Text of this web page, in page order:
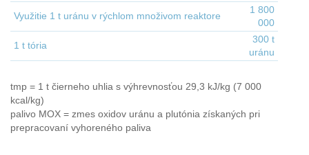
Využitie 1 t uránu v rýchlom množivom reaktore
1 800
000
1 t tória
300 t
uránu
tmp = 1 t čierneho uhlia s výhrevnosťou 29,3 kJ/kg (7 000
kcal/kg)
palivo MOX = zmes oxidov uránu a plutónia získaných pri
prepracovaní vyhoreného paliva